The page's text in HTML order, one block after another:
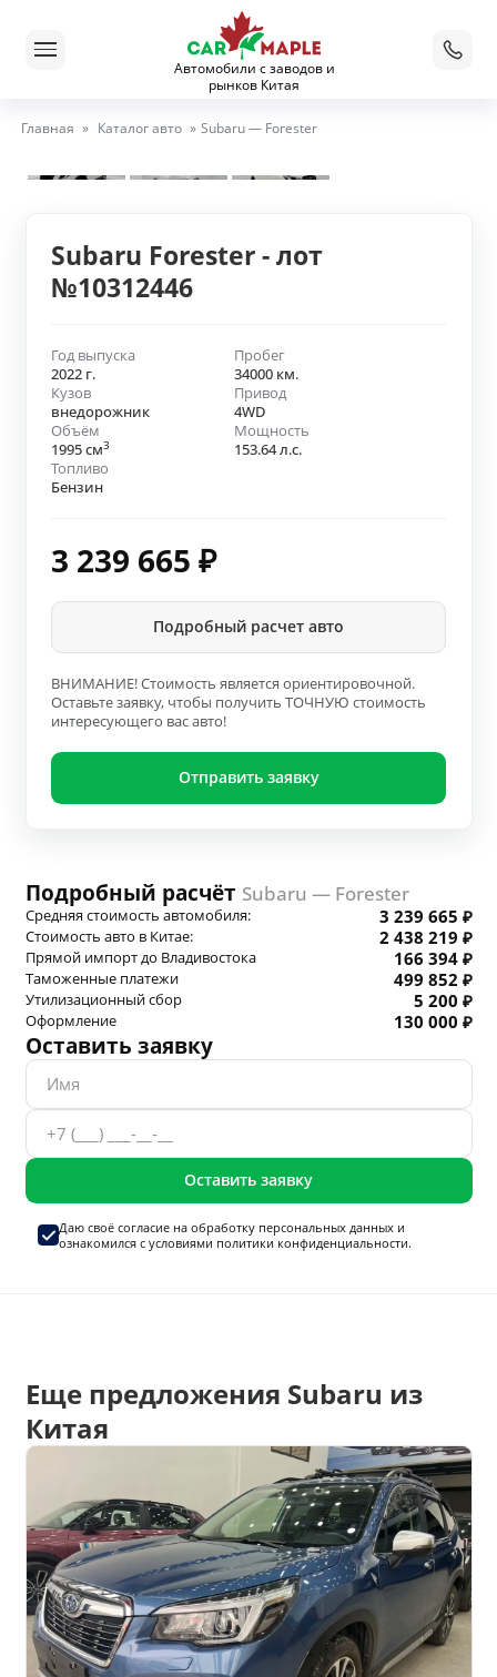
Автомобили с заводов и
рынков Китая
Главная » Каталог авто » Subaru — Forester
Subaru Forester - лот
№10312446
Год выпуска
2022 г.
Пробег
34000 км.
Кузов
внедорожник
Привод
4WD
Объём
1995 см3
Мощность
153.64 л.с.
Топливо
Бензин
3 239 665 ₽
Подробный расчет авто
ВНИМАНИЕ! Стоимость является ориентировочной.
Оставьте заявку, чтобы получить ТОЧНУЮ стоимость
интересующего вас авто!
Отправить заявку
Подробный расчёт Subaru — Forester
Средняя стоимость автомобиля: 3 239 665 ₽
Стоимость авто в Китае: 2 438 219 ₽
Прямой импорт до Владивостока 166 394 ₽
Таможенные платежи 499 852 ₽
Утилизационный сбор 5 200 ₽
Оформление 130 000 ₽
Оставить заявку
Оставить заявку
Даю своё согласие на обработку персональных данныхи
ознакомился с условиями политики конфиденциальности.
Еще предложения Subaru из
Китая